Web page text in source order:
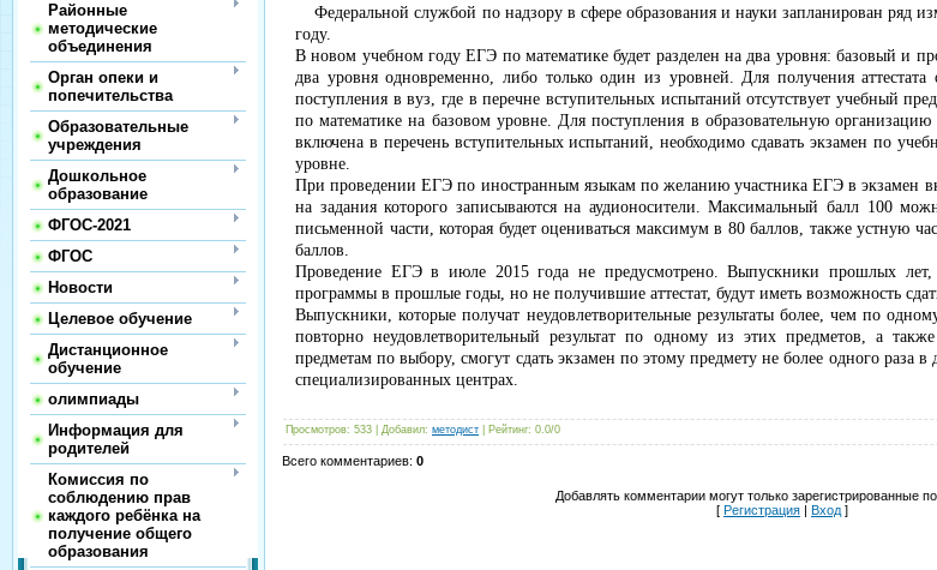
Районные
методические
объединения
Орган опеки и
попечительства
Образовательные
учреждения
Дошкольное
образование
ФГОС-2021
ФГОС
Новости
Целевое обучение
Дистанционное
обучение
олимпиады
Информация для
родителей
Комиссия по
соблюдению прав
каждого ребёнка на
получение общего
образования
Федеральной службой по надзору в сфере образования и науки запланирован ряд
году.
В новом учебном году ЕГЭ по математике будет разделен на два уровня: базовый и
два уровня одновременно, либо только один из уровней. Для получения
поступления в вуз, где в перечне вступительных испытаний отсутствует учебный
по математике на базовом уровне. Для поступления в образовательную
включена в перечень вступительных испытаний, необходимо сдавать экзамен по
уровне.
При проведении ЕГЭ по иностранным языкам по желанию участника ЕГЭ в экзамен
на задания которого записываются на аудионосители. Максимальный балл 100
письменной части, которая будет оцениваться максимум в 80 баллов, также устную
баллов.
Проведение ЕГЭ в июле 2015 года не предусмотрено. Выпускники прошлых лет,
программы в прошлые годы, но не получившие аттестат, будут иметь возможность
Выпускники, которые получат неудовлетворительные результаты более, чем по
повторно неудовлетворительный результат по одному из этих предметов, а
предметам по выбору, смогут сдать экзамен по этому предмету не более одного раза
специализированных центрах.
Просмотров: 533 Добавил: методист Рейтинг: 0.0/0
Всего комментариев: 0
Добавлять комментарии могут только зарегистрированные
[ Регистрация | Вход ]